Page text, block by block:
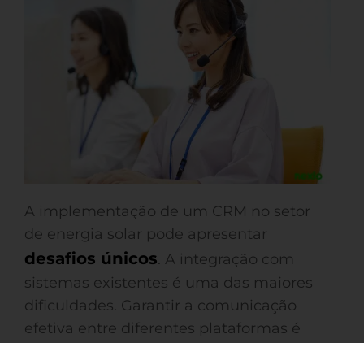
A implementação de um CRM no setor
de energia solar pode apresentar
desafios únicos. A integração com
sistemas existentes é uma das maiores
dificuldades. Garantir a comunicação
efetiva entre diferentes plataformas é